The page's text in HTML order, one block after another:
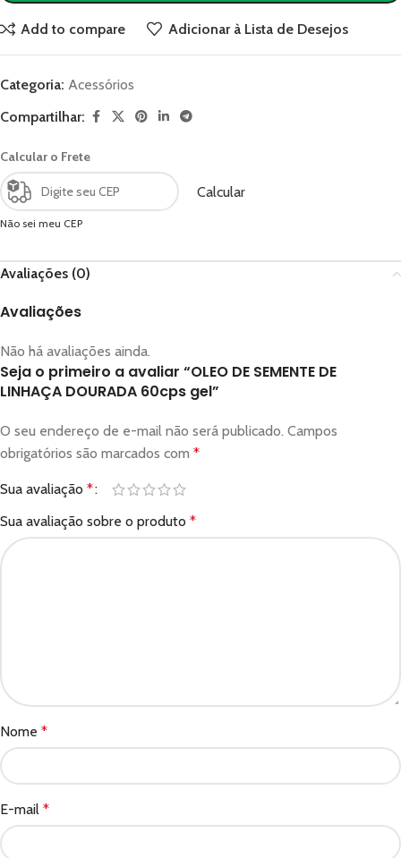
Add to compare Adicionar à Lista de Desejos
Categoria: Acessórios
Compartilhar:
Calcular o Frete
Calcular
Não sei meu CEP
Avaliações (0)
Avaliações
Não há avaliações ainda.
Seja o primeiro a avaliar “OLEO DE SEMENTE DE
LINHAÇA DOURADA 60cps gel”
O seu endereço de e-mail não será publicado. Campos
obrigatórios são marcados com *
Sua avaliação *
Sua avaliação sobre o produto *
Nome *
E-mail *